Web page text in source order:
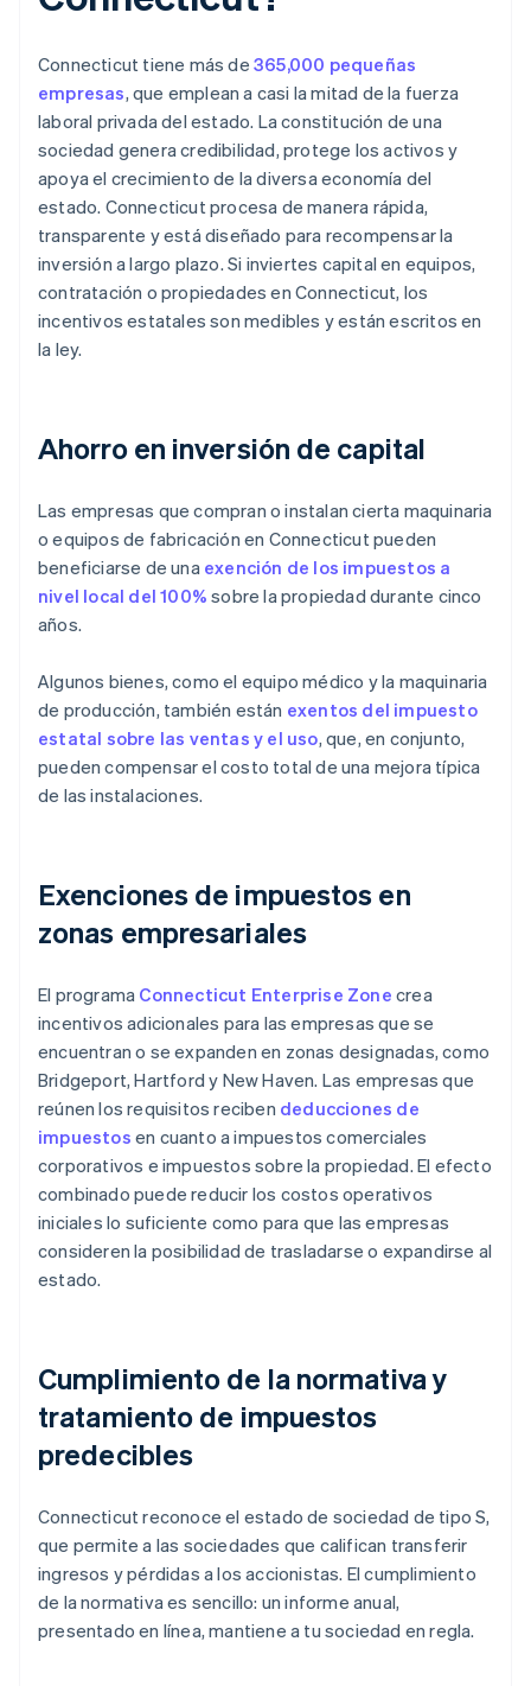
Connecticut tiene más de 365,000 pequeñas
empresas, que emplean a casi la mitad de la fuerza
laboral privada del estado. La constitución de una
sociedad genera credibilidad, protege los activos y
apoya el crecimiento de la diversa economía del
estado. Connecticut procesa de manera rápida,
transparente y está diseñado para recompensar la
inversión a largo plazo. Si inviertes capital en equipos,
contratación o propiedades en Connecticut, los
incentivos estatales son medibles y están escritos en
la ley.
Ahorro en inversión de capital
Las empresas que compran o instalan cierta maquinaria
o equipos de fabricación en Connecticut pueden
beneficiarse de una exención de los impuestos a
nivel local del 100% sobre la propiedad durante cinco
años.
Algunos bienes, como el equipo médico y la maquinaria
de producción, también están exentos del impuesto
estatal sobre las ventas y el uso, que, en conjunto,
pueden compensar el costo total de una mejora típica
de las instalaciones.
Exenciones de impuestos en
zonas empresariales
El programa Connecticut Enterprise Zone crea
incentivos adicionales para las empresas que se
encuentran o se expanden en zonas designadas, como
Bridgeport, Hartford y New Haven. Las empresas que
reúnen los requisitos reciben deducciones de
impuestos en cuanto a impuestos comerciales
corporativos e impuestos sobre la propiedad. El efecto
combinado puede reducir los costos operativos
iniciales lo suficiente como para que las empresas
consideren la posibilidad de trasladarse o expandirse al
estado.
Cumplimiento de la normativa y
tratamiento de impuestos
predecibles
Connecticut reconoce el estado de sociedad de tipo S,
que permite a las sociedades que califican transferir
ingresos y pérdidas a los accionistas. El cumplimiento
de la normativa es sencillo: un informe anual,
presentado en línea, mantiene a tu sociedad en regla.